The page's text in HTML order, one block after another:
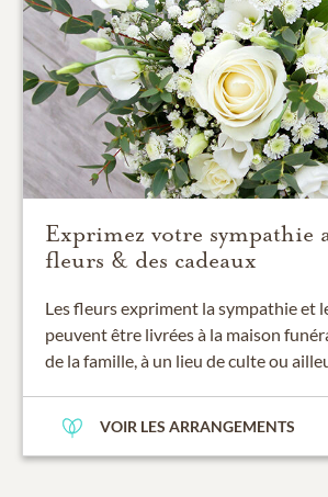
Exprimez votre sympathie
fleurs & des cadeaux
Les fleurs expriment la sympathie et
peuvent être livrées à la maison
de la famille, à un lieu de culte ou
VOIR LES ARRANGEMENTS